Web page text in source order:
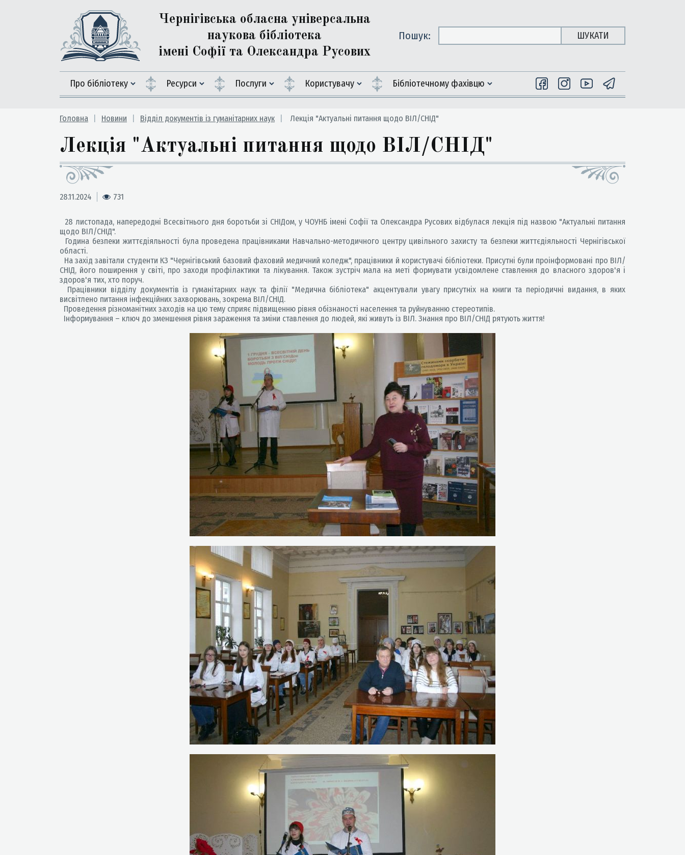
Чернігівська обласна універсальна
наукова бібліотека
імені Софії та Олександра Русових
Пошук: ШУКАТИ
Про бібліотеку Ресурси Послуги Користувачу Бiблiотечному фахiвцю
Головна Новини Відділ документів із гуманітарних наук Лекція "Актуальні питання щодо ВІЛ/СНІД"
Лекція "Актуальні питання щодо ВІЛ/СНІД"
28.11.2024 731
28 листопада, напередодні Всесвітнього дня боротьби зі СНІДом, у ЧОУНБ імені Софії та Олександра Русових відбулася лекція під назвою "Актуальні питання
щодо ВІЛ/СНІД".
Година безпеки життєдіяльності була проведена працівниками Навчально-методичного центру цивільного захисту та безпеки життєдіяльності Чернігівської
області.
На захід завітали студенти КЗ "Чернігівський базовий фаховий медичний коледж", працівники й користувачі бібліотеки. Присутні були проінформовані про ВІЛ/
СНІД, його поширення у світі, про заходи профілактики та лікування. Також зустріч мала на меті формувати усвідомлене ставлення до власного здоров'я і
здоров'я тих, хто поруч.
Працівники відділу документів із гуманітарних наук та філії "Медична бібліотека" акцентували увагу присутніх на книги та періодичні видання, в яких
висвітлено питання інфекційних захворювань, зокрема ВІЛ/СНІД.
Проведення різноманітних заходів на цю тему сприяє підвищенню рівня обізнаності населення та руйнуванню стереотипів.
Інформування – ключ до зменшення рівня зараження та зміни ставлення до людей, які живуть із ВІЛ. Знання про ВІЛ/СНІД рятують життя!